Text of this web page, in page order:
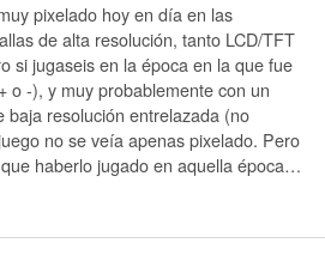
pixelado hoy en día en las
de alta resolución, tanto LCD/TFT
si jugaseis en la época en la que fue
o -), y muy probablemente con un
baja resolución entrelazada (no
no se veía apenas pixelado. Pero
haberlo jugado en aquella época…